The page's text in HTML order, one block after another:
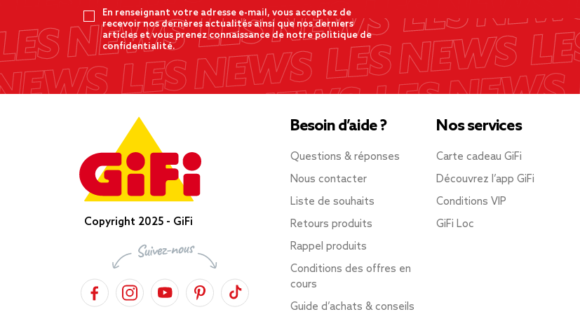
En renseignant votre adresse e-mail, vous acceptez de
recevoir nos dernères actualités ainsi que nos derniers
articles et vous prenez connaissance de notre politique de
confidentialité.
Copyright 2025 - GiFi
Besoin d’aide ?
Questions & réponses
Nous contacter
Liste de souhaits
Retours produits
Rappel produits
Conditions des offres en
cours
Guide d’achats & conseils
Nos services
Carte cadeau GiFi
Découvrez l’app GiFi
Conditions VIP
GiFi Loc